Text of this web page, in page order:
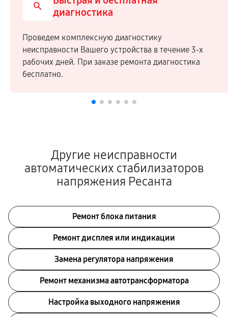
диагностика
Проведем комплексную диагностику
неисправности Вашего устройства в течение 3-х
рабочих дней. При заказе ремонта диагностика
бесплатно.
Другие неисправности
автоматических стабилизаторов
напряжения Ресанта
Ремонт блока питания
Ремонт дисплея или индикации
Замена регулятора напряжения
Ремонт механизма автотрансформатора
Настройка выходного напряжения